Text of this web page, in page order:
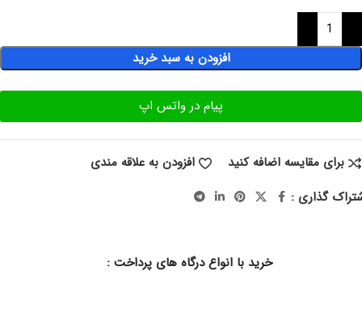
افزودن به سبد خرید
پیام در واتس اپ
برای مقایسه اضافه کنید
افزودن به علاقه مندی
گذاری :
خرید با انواع درگاه های پرداخت :